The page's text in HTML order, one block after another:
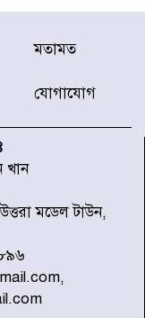
অস্থিরতা তৈরির
: প্রধানমন্ত্রী
বন্ধ
৫ শতাংশ
সরকার মন্ত্রীর
দেখলেন এনসিপি
মতামত
যোগাযোগ
খান
মডেল টাউন,